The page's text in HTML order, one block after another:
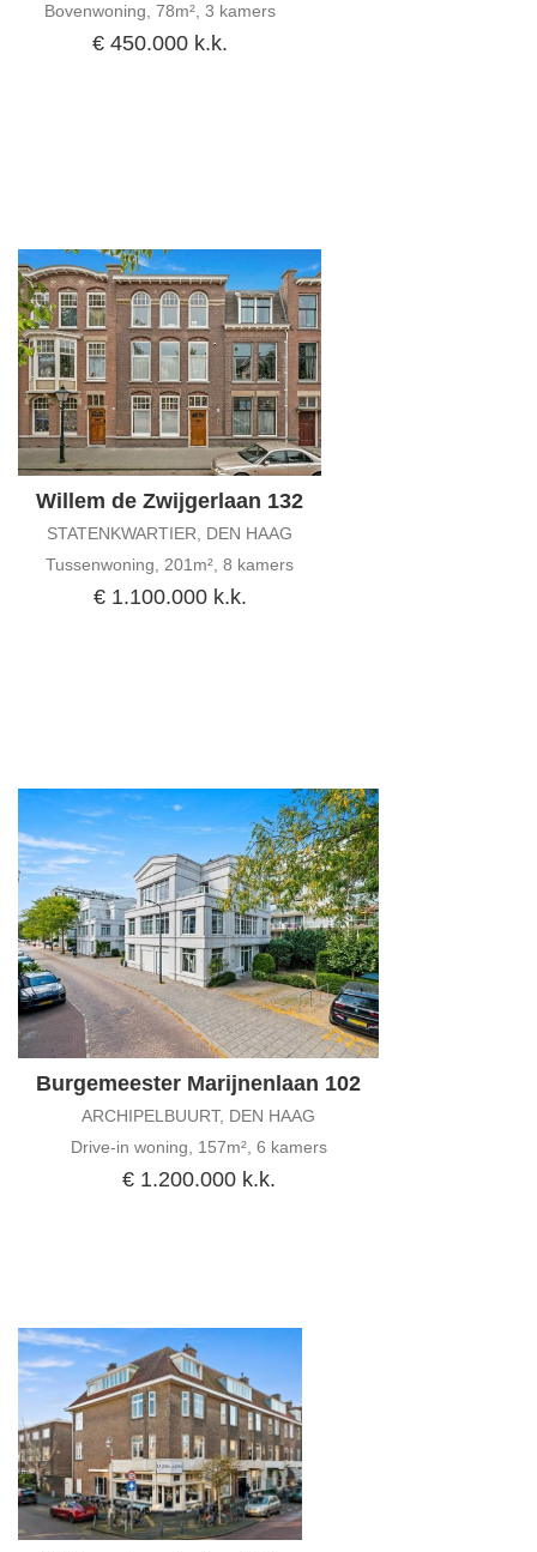
Bovenwoning, 78m², 3 kamers
€ 450.000 k.k.
Willem de Zwijgerlaan 132
STATENKWARTIER, DEN HAAG
Tussenwoning, 201m², 8 kamers
€ 1.100.000 k.k.
Burgemeester Marijnenlaan 102
ARCHIPELBUURT, DEN HAAG
Drive-in woning, 157m², 6 kamers
€ 1.200.000 k.k.